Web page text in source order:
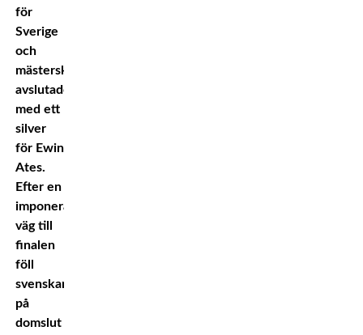
för
Sverige
och
mästerskapet
avslutades
med ett
silver
för Ewin
Ates.
Efter en
imponerande
väg till
finalen
föll
svenskan
på
domslut